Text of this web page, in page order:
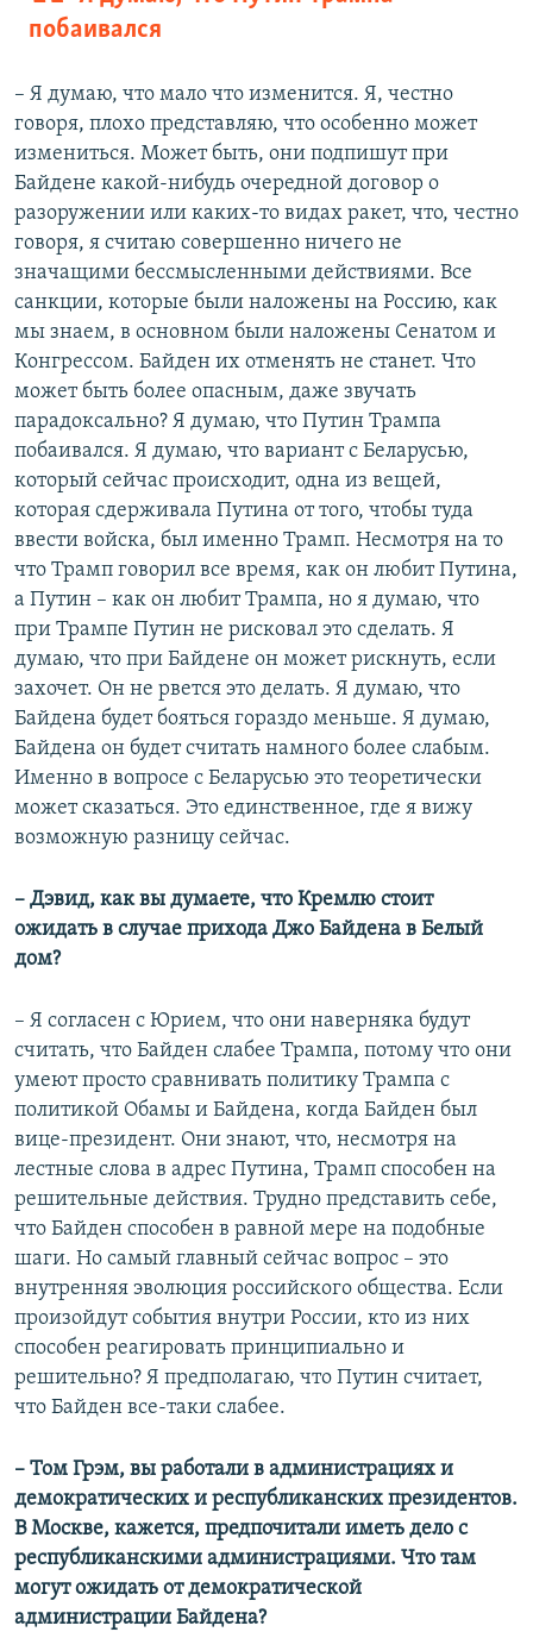
побаивался
– Я думаю, что мало что изменится. Я, честно
говоря, плохо представляю, что особенно может
измениться. Может быть, они подпишут при
Байдене какой-нибудь очередной договор о
разоружении или каких-то видах ракет, что, честно
говоря, я считаю совершенно ничего не
значащими бессмысленными действиями. Все
санкции, которые были наложены на Россию, как
мы знаем, в основном были наложены Сенатом и
Конгрессом. Байден их отменять не станет. Что
может быть более опасным, даже звучать
парадоксально? Я думаю, что Путин Трампа
побаивался. Я думаю, что вариант с Беларусью,
который сейчас происходит, одна из вещей,
которая сдерживала Путина от того, чтобы туда
ввести войска, был именно Трамп. Несмотря на то
что Трамп говорил все время, как он любит Путина,
а Путин – как он любит Трампа, но я думаю, что
при Трампе Путин не рисковал это сделать. Я
думаю, что при Байдене он может рискнуть, если
захочет. Он не рвется это делать. Я думаю, что
Байдена будет бояться гораздо меньше. Я думаю,
Байдена он будет считать намного более слабым.
Именно в вопросе с Беларусью это теоретически
может сказаться. Это единственное, где я вижу
возможную разницу сейчас.
– Дэвид, как вы думаете, что Кремлю стоит
ожидать в случае прихода Джо Байдена в Белый
дом?
– Я согласен с Юрием, что они наверняка будут
считать, что Байден слабее Трампа, потому что они
умеют просто сравнивать политику Трампа с
политикой Обамы и Байдена, когда Байден был
вице-президент. Они знают, что, несмотря на
лестные слова в адрес Путина, Трамп способен на
решительные действия. Трудно представить себе,
что Байден способен в равной мере на подобные
шаги. Но самый главный сейчас вопрос – это
внутренняя эволюция российского общества. Если
произойдут события внутри России, кто из них
способен реагировать принципиально и
решительно? Я предполагаю, что Путин считает,
что Байден все-таки слабее.
– Том Грэм, вы работали в администрациях и
демократических и республиканских президентов.
В Москве, кажется, предпочитали иметь дело с
республиканскими администрациями. Что там
могут ожидать от демократической
администрации Байдена?